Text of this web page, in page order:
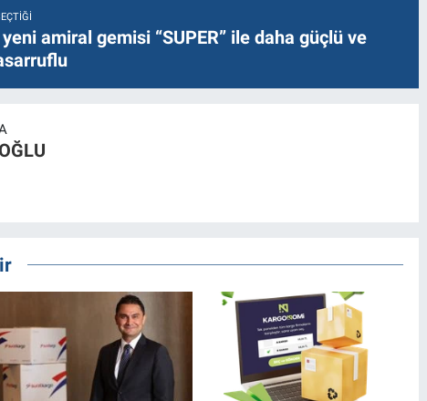
amiral gemisi “SUPER” ile daha güçlü ve